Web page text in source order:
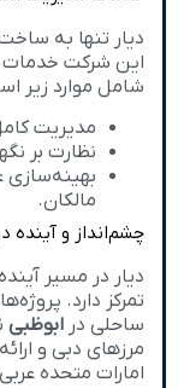
دیار تنها به
این شرکت خدمات
شامل موارد زیر
مدیریت
نظارت بر
بهینه‌سازی
مالکان.
چشم‌انداز و آینده
دیار در مسیر
تمرکز دارد.
ساحلی در ابوظبی
مرزهای دبی و
امارات متحده